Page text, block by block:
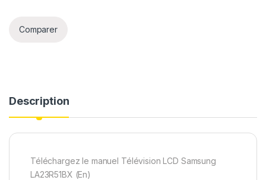
Comparer
Description
Téléchargez le manuel Télévision LCD Samsung
LA23R51BX (En)